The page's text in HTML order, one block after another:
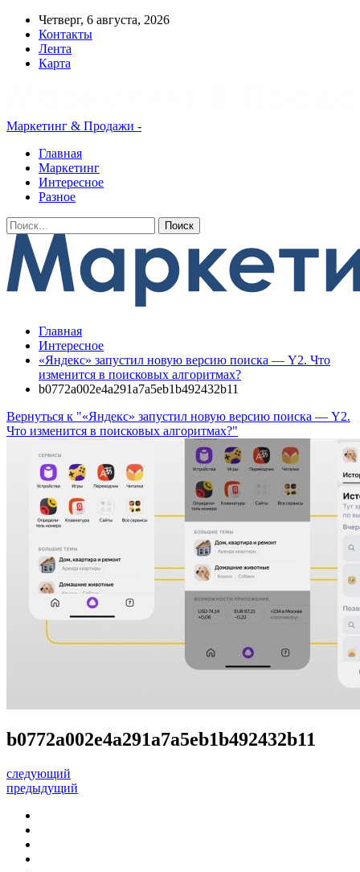
Четверг, 6 августа, 2026
Контакты
Лента
Карта
Маркетинг & Продажи -
Главная
Маркетинг
Интересное
Разное
Главная
Интересное
«Яндекс» запустил новую версию поиска — Y2. Что
изменится в поисковых алгоритмах?
b0772a002e4a291a7a5eb1b492432b11
Вернуться к "«Яндекс» запустил новую версию поиска — Y2.
Что изменится в поисковых алгоритмах?"
b0772a002e4a291a7a5eb1b492432b11
следующий
предыдущий